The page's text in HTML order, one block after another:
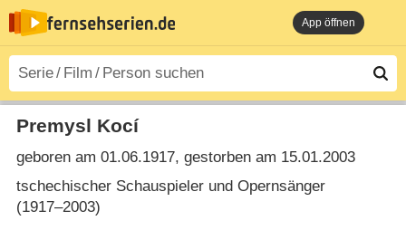
App öffnen
Premysl Kocí
geboren am 01.06.1917, gestorben am 15.01.2003
tschechischer Schauspieler und Opernsänger
(1917⁠–⁠2003)